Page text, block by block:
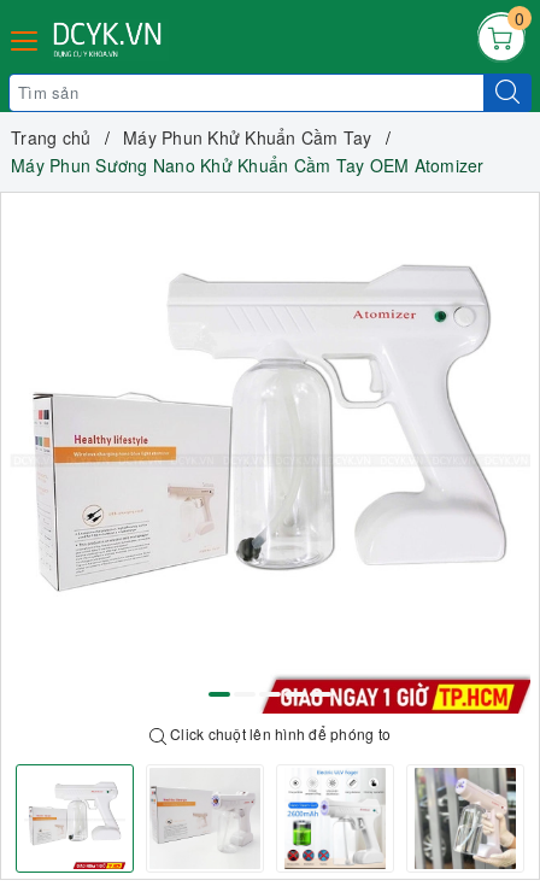
0
Trang chủ
Máy Phun Khử Khuẩn Cầm Tay
Máy Phun Sương Nano Khử Khuẩn Cầm Tay OEM Atomizer
Click chuột lên hình để phóng to